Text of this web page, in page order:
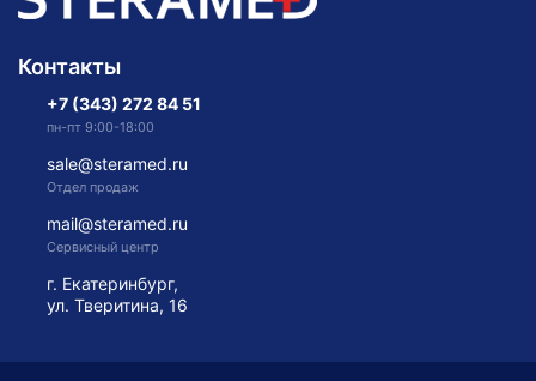
Контакты
+7 (343) 272 84 51
пн-пт 9:00-18:00
sale@steramed.ru
Отдел продаж
mail@steramed.ru
Сервисный центр
г. Екатеринбург,
ул. Тверитина, 16